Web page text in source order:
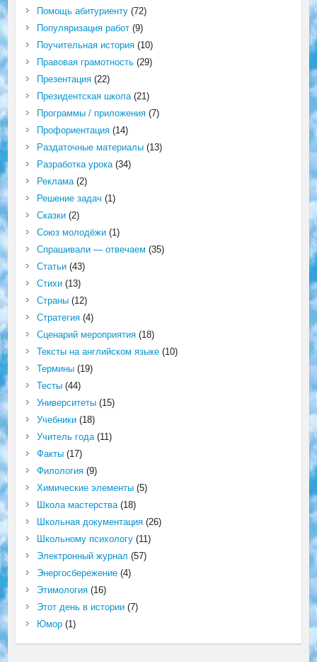
Помощь абитуриенту(72)
Популяризация работ(9)
Поучительная история(10)
Правовая грамотность(29)
Презентация(22)
Президентская школа(21)
Программы / приложения(7)
Профориентация(14)
Раздаточные материалы(13)
Разработка урока(34)
Реклама(2)
Решение задач (1)
Сказки(2)
Союз молодёжи(1)
Спрашивали — отвечаем (35)
Статьи(43)
Стихи(13)
Страны(12)
Стратегия(4)
Сценарий мероприятия(18)
Тексты на английском языке(10)
Термины(19)
Тесты(44)
Университеты(15)
Учебники(18)
Учитель года(11)
Факты(17)
Филология(9)
Химические элементы(5)
Школа мастерства(18)
Школьная документация(26)
Школьному психологу(11)
Электронный журнал (57)
Энергосбережение(4)
Этимология(16)
Этот день в истории(7)
Юмор(1)